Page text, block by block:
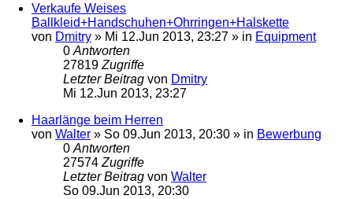
Verkaufe Weises
Ballkleid+Handschuhen+Ohrringen+Halskette
von Dmitry » Mi 12.Jun 2013, 23:27 » in Equipment
0 Antworten
27819 Zugriffe
Letzter Beitrag von Dmitry
Mi 12.Jun 2013, 23:27
Haarlänge beim Herren
von Walter » So 09.Jun 2013, 20:30 » in Bewerbung
0 Antworten
27574 Zugriffe
Letzter Beitrag von Walter
So 09.Jun 2013, 20:30